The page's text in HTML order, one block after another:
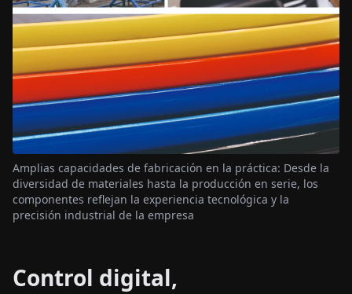
Amplias capacidades de fabricación en la práctica: Desde la
diversidad de materiales hasta la producción en serie, los
componentes reflejan la experiencia tecnológica y la
precisión industrial de la empresa
Control digital,